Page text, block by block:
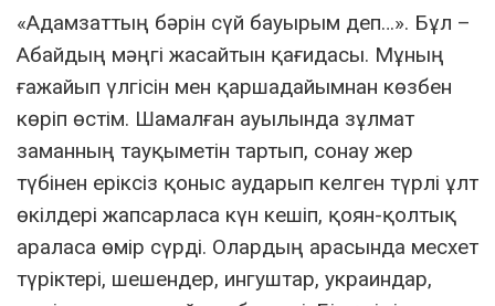
«Адамзаттың бәрін сүй бауырым деп…». Бұл –
Абайдың мәңгі жасайтын қағидасы. Мұның
ғажайып үлгісін мен қаршадайымнан көзбен
көріп өстім. Шамалған ауылында зұлмат
заманның тауқыметін тартып, сонау жер
түбінен еріксіз қоныс аударып келген түрлі ұлт
өкілдері жапсарласа күн кешіп, қоян-қолтық
араласа өмір сүрді. Олардың арасында месхет
түріктері, шешендер, ингуштар, украиндар,